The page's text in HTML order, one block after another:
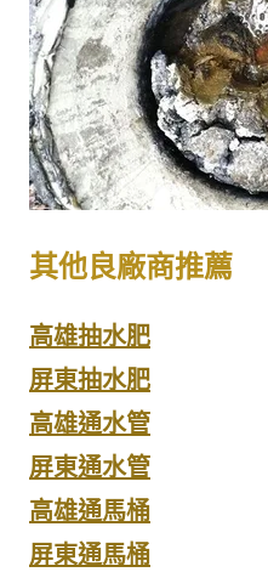
其他良廠商推薦
高雄抽水肥
屏東抽水肥
高雄通水管
屏東通水管
高雄通馬桶
屏東通馬桶